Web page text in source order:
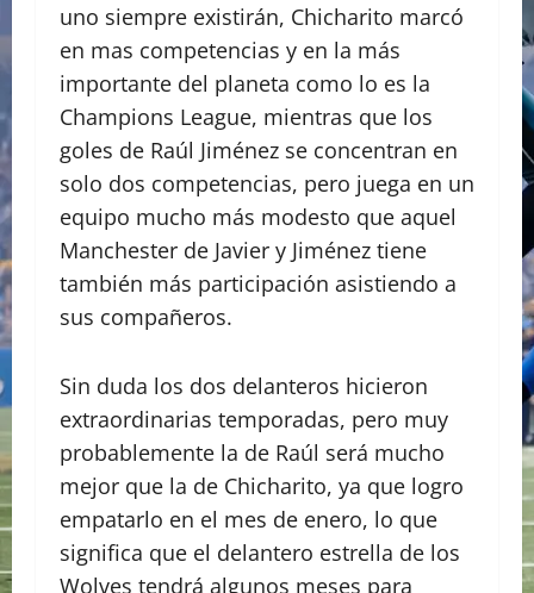
uno siempre existirán, Chicharito marcó
en mas competencias y en la más
importante del planeta como lo es la
Champions League, mientras que los
goles de Raúl Jiménez se concentran en
solo dos competencias, pero juega en un
equipo mucho más modesto que aquel
Manchester de Javier y Jiménez tiene
también más participación asistiendo a
sus compañeros.
Sin duda los dos delanteros hicieron
extraordinarias temporadas, pero muy
probablemente la de Raúl será mucho
mejor que la de Chicharito, ya que logro
empatarlo en el mes de enero, lo que
significa que el delantero estrella de los
Wolves tendrá algunos meses para